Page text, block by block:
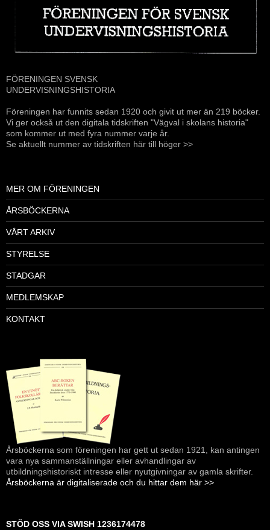
FÖRENINGEN SVENSK
UNDERVISNINGSHISTORIA
Föreningen har funnits sedan 1920 och givit ut mer än 219 böcker.
Vi ger också ut den digitala tidskriften "Vägval i skolans historia"
som kommer ut med fyra nummer varje år.
Se aktuellt nummer av tidskriften här till höger >>
MER OM FÖRENINGEN
ÅRSBÖCKERNA
VÅRT ARKIV
STYRELSE
STADGAR
MEDLEMSKAP
KONTAKT
Årsböckerna som föreningen har gett ut sedan 1921, kan antingen
vara nya sammanställningar eller avhandlingar av
utbildningshistoriskt intresse eller nyutgivningar av gamla skrifter.
Årsböckerna är digitaliserade och du hittar dem här >>
STÖD OSS VIA SWISH 1236174478